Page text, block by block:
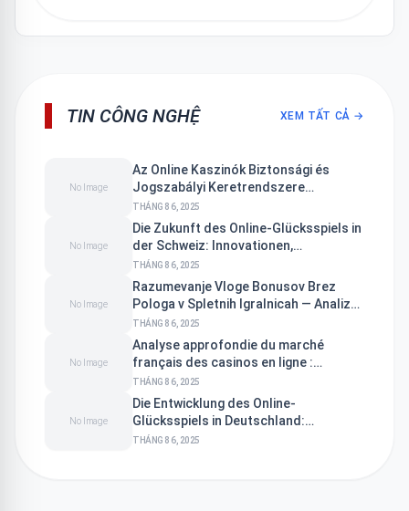
TIN CÔNG NGHỆ XEM TẤT CẢ →
No Image
Az Online Kaszinók Biztonsági és
Jogszabályi Keretrendszere
Magyarországon
THÁNG 8 6, 2025
No Image
Die Zukunft des Online-Glücksspiels in
der Schweiz: Innovationen,
Regulierung und Marktentwicklung
THÁNG 8 6, 2025
No Image
Razumevanje Vloge Bonusov Brez
Pologa v Spletnih Igralnicah — Analiza
z Ekipom strokovnjakov
THÁNG 8 6, 2025
No Image
Analyse approfondie du marché
français des casinos en ligne :
stratégies, tendances et fiabilité
THÁNG 8 6, 2025
No Image
Die Entwicklung des Online-
Glücksspiels in Deutschland:
Regulatorik, Vertrauen und
THÁNG 8 6, 2025